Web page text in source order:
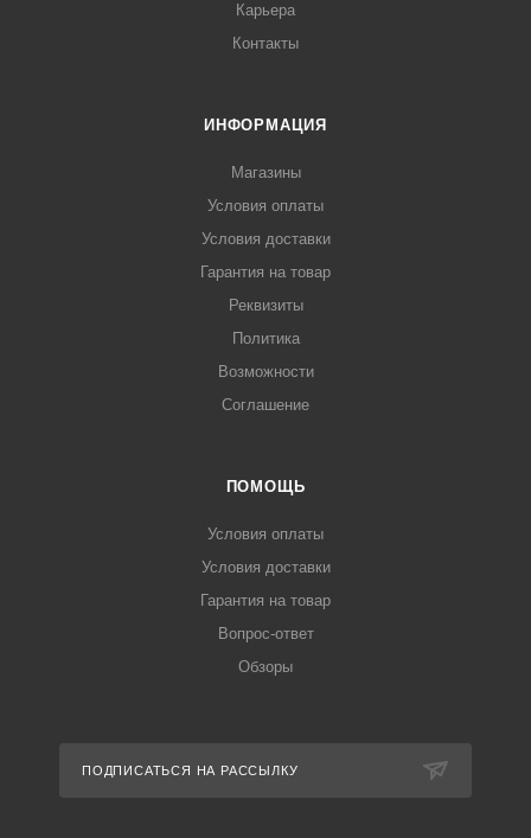
Карьера
Контакты
ИНФОРМАЦИЯ
Магазины
Условия оплаты
Условия доставки
Гарантия на товар
Реквизиты
Политика
Возможности
Соглашение
ПОМОЩЬ
Условия оплаты
Условия доставки
Гарантия на товар
Вопрос-ответ
Обзоры
ПОДПИСАТЬСЯ НА РАССЫЛКУ